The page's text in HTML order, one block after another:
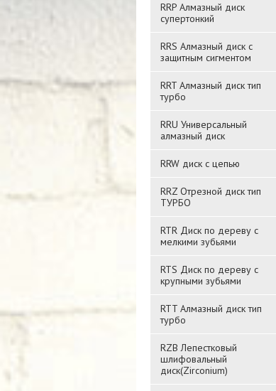
RRP Алмазный диск
супертонкий
RRS Алмазный диск с
защитным сигментом
RRT Алмазный диск тип
турбо
RRU Универсальный
алмазный диск
RRW диск с цепью
RRZ Отрезной диск тип
ТУРБО
RTR Диск по дереву с
мелкими зубьями
RTS Диск по дереву с
крупными зубьями
RTT Алмазный диск тип
турбо
RZB Лепестковый
шлифовальный
диск(Zirconium)